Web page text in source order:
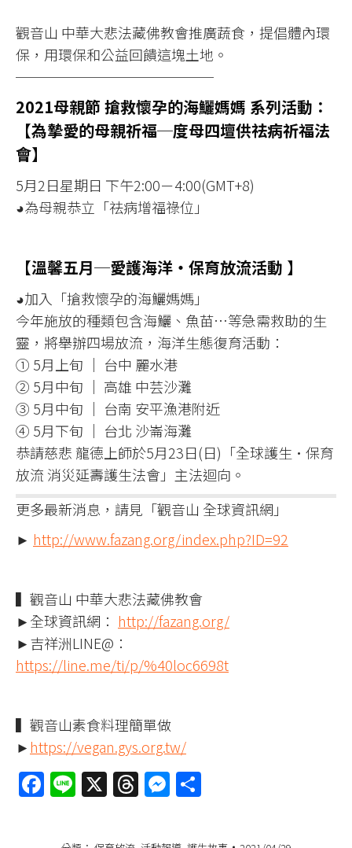
觀音山 中華大悲法藏佛教會推廣蔬食，提倡體內環
保，用環保和公益回饋這塊土地。
──────────────
2021母親節 搶救懷孕的海鱺媽媽 系列活動：
【為摯愛的母親祈福─度母四壇供祛病祈福法
會】
5月2日星期日 下午2:00－4:00(GMT+8)
◕為母親恭立「祛病增福祿位」
【溫馨五月─愛護海洋‧保育放流活動 】
◕加入「搶救懷孕的海鱺媽媽」
今年施放的種類包含海鱺、魚苗…等急需救助的生
靈，將舉辦四場放流，海洋生態復育活動：
① 5月上旬 │ 台中 麗水港
② 5月中旬 │ 高雄 中芸沙灘
③ 5月中旬 │ 台南 安平漁港附近
④ 5月下旬 │ 台北 沙崙海灘
恭請慈悲 龍德上師於5月23日(日)「全球護生•保育
放流 消災延壽護生法會」主法迴向。
更多最新消息，請見「觀音山 全球資訊網」
► http://www.fazang.org/index.php?ID=92
▍觀音山 中華大悲法藏佛教會
►全球資訊網： http://fazang.org/
►吉祥洲LINE@：
https://line.me/ti/p/%40loc6698t
▍觀音山素食料理簡單做
►https://vegan.gys.org.tw/
Facebook
Line
X Threads
Messenger